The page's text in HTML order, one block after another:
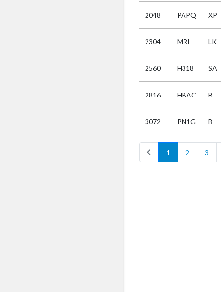
2048 PAPQ XP
2304 MRI LK
2560 H318 SA
2816 HBAC B
3072 PN1G B
chevron_left 1 2 3